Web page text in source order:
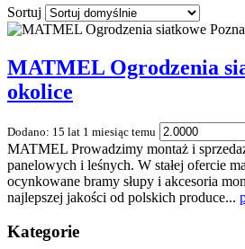
Sortuj
MATMEL Ogrodzenia
okolice
Dodano: 15 lat 1 miesiąc temu
MATMEL Prowadzimy montaż i
panelowych i leśnych. W stałej ofercie
ocynkowane bramy słupy i akcesoria
najlepszej jakości od polskich produce...
Kategorie